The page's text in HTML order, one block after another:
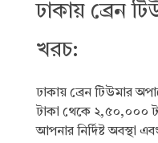
ঢাকায় ব্রেন
খরচ:
ঢাকায় ব্রেন টিউমার
টাকা থেকে ২,৫০,০০০
আপনার নির্দিষ্ট অবস্থা